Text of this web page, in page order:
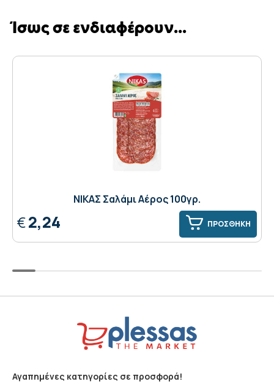
Ίσως σε ενδιαφέρουν...
NIKAΣ Σαλάμι Αέρος 100γρ.
€2,24 ΠΡΟΣΘΗΚΗ
Αγαπημένες κατηγορίες σε προσφορά!